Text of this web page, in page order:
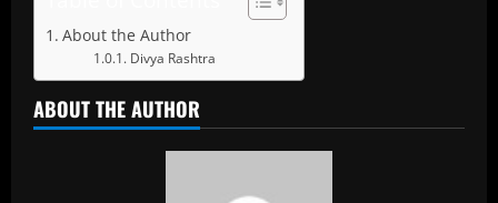
About the Author
Divya Rashtra
ABOUT THE AUTHOR